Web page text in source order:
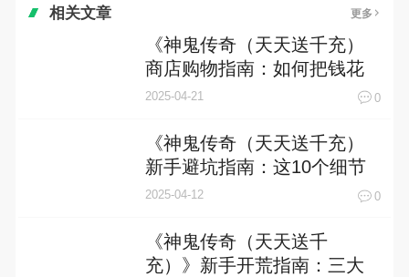
相关文章 更多
《神鬼传奇（天天送千充）
商店购物指南：如何把钱花
在刀刃上》
2025-04-21 0
《神鬼传奇（天天送千充）
新手避坑指南：这10个细节
90%玩家都踩过雷！》
2025-04-12 0
《神鬼传奇（天天送千
充）》新手开荒指南：三大